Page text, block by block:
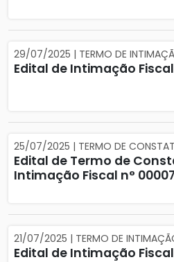
29/07/2025 | TERMO DE
Edital de Intimação
25/07/2025 | TERMO DE
Edital de Termo de
Intimação Fiscal n° 00007
21/07/2025 | TERMO DE
Edital de Intimação